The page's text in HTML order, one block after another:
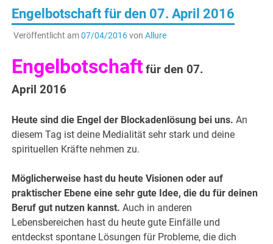
Engelbotschaft für den 07. April 2016
Veröffentlicht am07/04/2016von Allure
Engelbotschaftfür den 07.
April 2016
Heute sind die Engel der Blockadenlösung bei uns. An
diesem Tag ist deine Medialität sehr stark und deine
spirituellen Kräfte nehmen zu.
Möglicherweise hast du heute Visionen oder auf
praktischer Ebene eine sehr gute Idee, die du für deinen
Beruf gut nutzen kannst.Auch in anderen
Lebensbereichen hast du heute gute Einfälle und
entdeckst spontane Lösungen für Probleme, die dich